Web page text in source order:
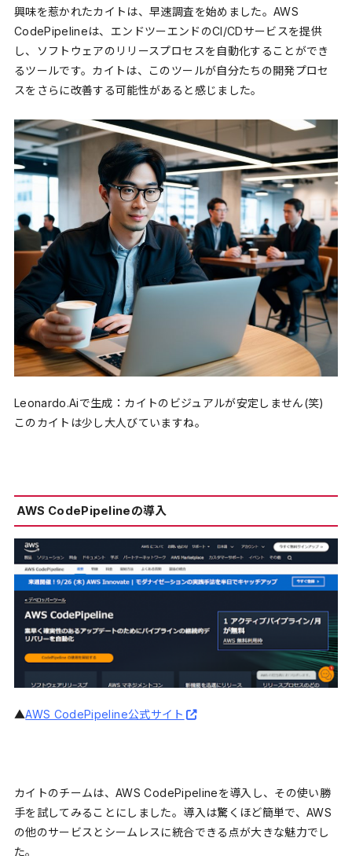
興味を惹かれたカイトは、早速調査を始めました。AWS
CodePipelineは、エンドツーエンドのCI/CDサービスを提供
し、ソフトウェアのリリースプロセスを自動化することができ
るツールです。カイトは、このツールが自分たちの開発プロセ
スをさらに改善する可能性があると感じました。
Leonardo.Aiで生成：カイトのビジュアルが安定しません(笑)
このカイトは少し大人びていますね。
AWS CodePipelineの導入
▲AWS CodePipeline公式サイト
カイトのチームは、AWS CodePipelineを導入し、その使い勝
手を試してみることにしました。導入は驚くほど簡単で、AWS
の他のサービスとシームレスに統合できる点が大きな魅力でし
た。